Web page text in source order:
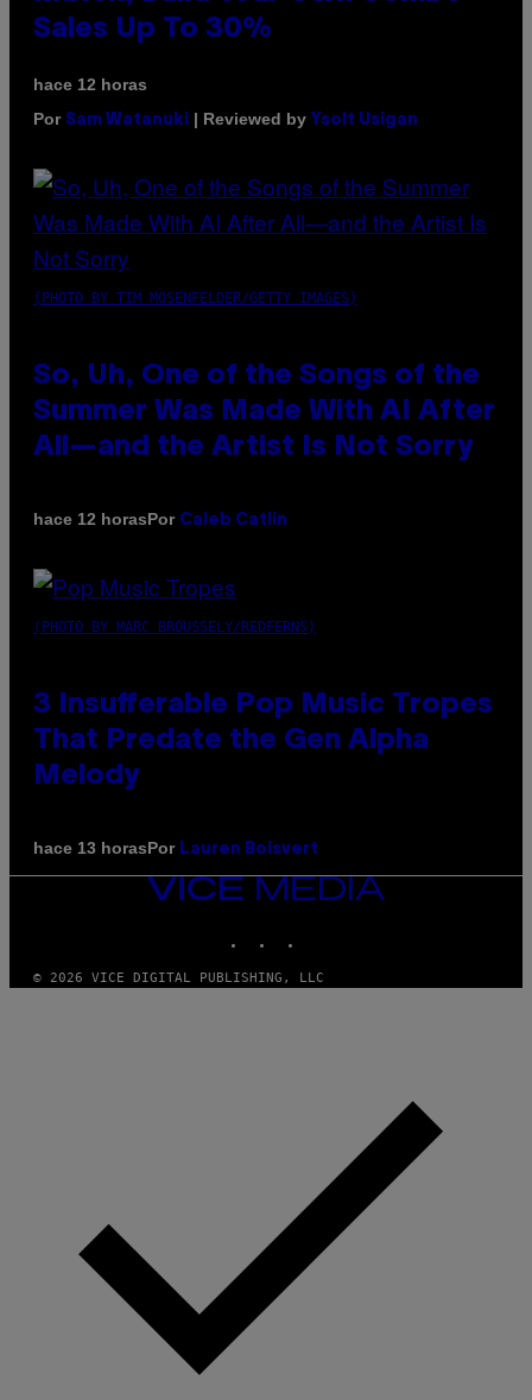
Sales Up To 30%
hace 12 horas
Por Sam Watanuki | Reviewed by Ysolt Usigan
(PHOTO BY TIM MOSENFELDER/GETTY IMAGES)
So, Uh, One of the Songs of the
Summer Was Made With AI After
All—and the Artist Is Not Sorry
hace 12 horasPor Caleb Catlin
(PHOTO BY MARC BROUSSELY/REDFERNS)
3 Insufferable Pop Music Tropes
That Predate the Gen Alpha
Melody
hace 13 horasPor Lauren Boisvert
VICE
MEDIA
© 2026 VICE DIGITAL PUBLISHING, LLC